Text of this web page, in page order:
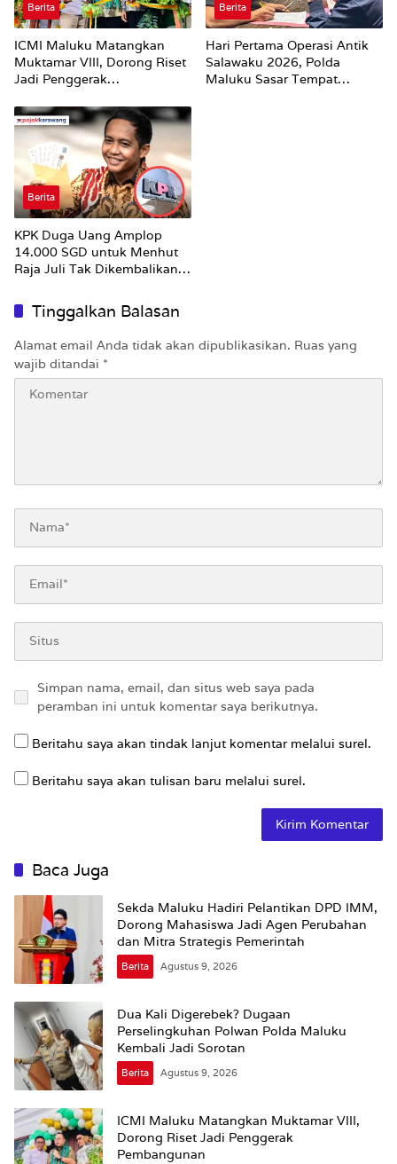
Berita
ICMI Maluku Matangkan
Muktamar VIII, Dorong Riset
Jadi Penggerak
Berita
Hari Pertama Operasi Antik
Salawaku 2026, Polda
Maluku Sasar Tempat
Berita
KPK Duga Uang Amplop
14.000 SGD untuk Menhut
Raja Juli Tak Dikembalikan
Tinggalkan Balasan
Alamat email Anda tidak akan dipublikasikan. Ruas yang
wajib ditandai *
Simpan nama, email, dan situs web saya pada
peramban ini untuk komentar saya berikutnya.
Beritahu saya akan tindak lanjut komentar melalui surel.
Beritahu saya akan tulisan baru melalui surel.
Baca Juga
Sekda Maluku Hadiri Pelantikan DPD IMM,
Dorong Mahasiswa Jadi Agen Perubahan
dan Mitra Strategis Pemerintah
Berita Agustus 9, 2026
Dua Kali Digerebek? Dugaan
Perselingkuhan Polwan Polda Maluku
Kembali Jadi Sorotan
Berita Agustus 9, 2026
ICMI Maluku Matangkan Muktamar VIII,
Dorong Riset Jadi Penggerak
Pembangunan